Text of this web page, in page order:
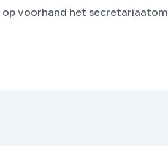
voorhand het secretariaatom